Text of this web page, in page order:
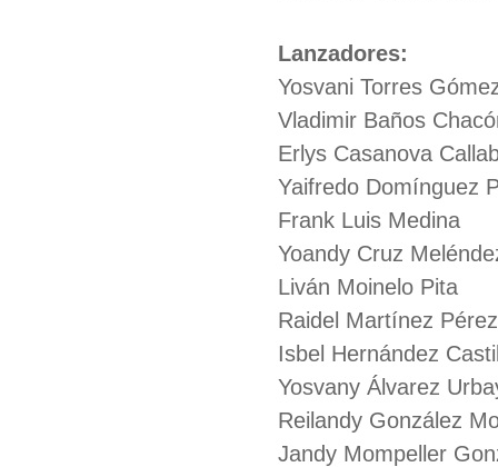
Lanzadores:
Yosvani Torres
Vladimir Baños
Erlys Casanova
Yaifredo Domínguez
Frank Luis Medina
Yoandy Cruz
Liván Moinelo Pita
Raidel Martínez Pérez
Isbel Hernández
Yosvany Álvarez
Reilandy González
Jandy Mompeller